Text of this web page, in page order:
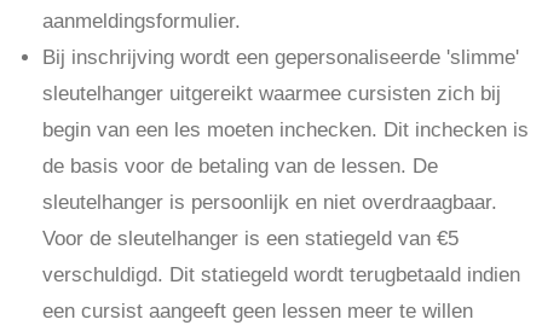
aanmeldingsformulier.
Bij inschrijving wordt een gepersonaliseerde 'slimme'
sleutelhanger uitgereikt waarmee cursisten zich bij
begin van een les moeten inchecken. Dit inchecken is
de basis voor de betaling van de lessen. De
sleutelhanger is persoonlijk en niet overdraagbaar.
Voor de sleutelhanger is een statiegeld van €5
verschuldigd. Dit statiegeld wordt terugbetaald indien
een cursist aangeeft geen lessen meer te willen